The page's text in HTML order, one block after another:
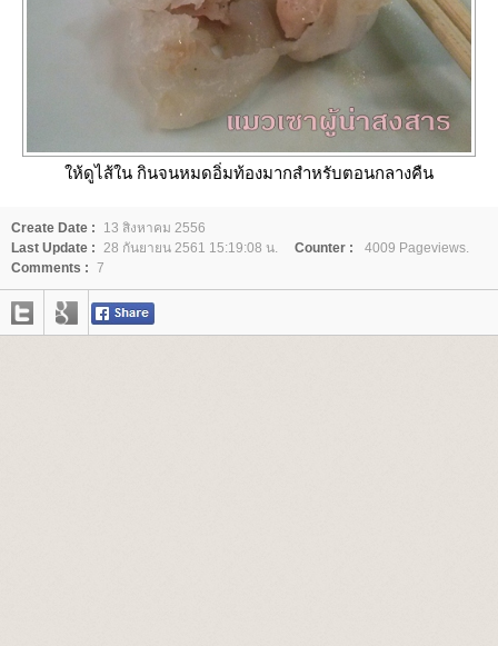
ห้ดูไส้ใน กินจนหมดอิ่มท้องมากสำหรับตอนกลางคืน
Create Date :
13 สิงหาคม 2556
Last Update : 28 กันยายน 2561 15:19:08 น. Counter :
4009 Pageviews.
Comments : 7